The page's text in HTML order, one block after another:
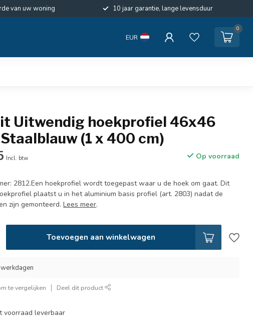
van uw woning 10 jaar garantie, lange levensduur
EUR
0
Uitwendig hoekprofiel 46x46
(1 x 400 cm)
Incl. btw Op voorraad
2812.Een hoekprofiel wordt toegepast waar u de hoek om gaat. Dit
plaatst u in het aluminium basis profiel (art. 2803) nadat de
zijn gemonteerd.Lees meer.
Toevoegen aan winkelwagen
te vergelijken Deel dit product
voorraad leverbaar